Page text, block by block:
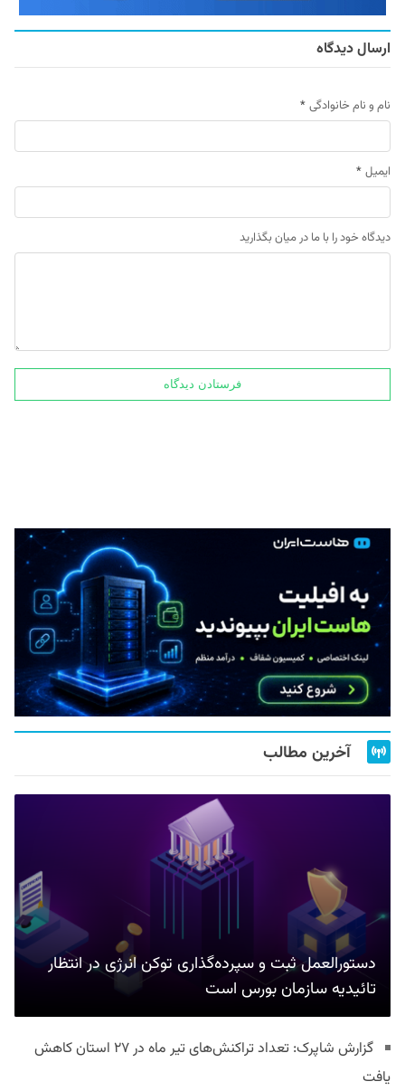
ارسال دیدگاه
نام و نام خانوادگی *
ایمیل *
دیدگاه خود را با ما در میان بگذارید
آخرین مطالب
دستورالعمل ثبت و سپرده‌گذاری توکن انرژی در انتظار
تائیدیه سازمان بورس است
گزارش شاپرک: تعداد تراکنش‌های تیر ماه در ۲۷ استان‌ کاهش
یافت